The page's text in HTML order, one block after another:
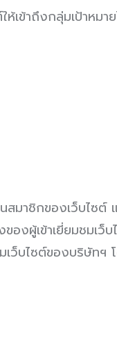
ห้เข้าถึงกลุ่มเป้าห
ชิกของเว็บไซต์
งผู้เข้าเยี่ยมชมเ
เว็บไซต์ของบริษั